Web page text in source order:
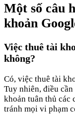
Một số câu
khoản
Việc thuê tài
không?
Có, việc thuê tài
Tuy nhiên, điều cần
khoản tuân thủ các
tránh mọi vi phạm